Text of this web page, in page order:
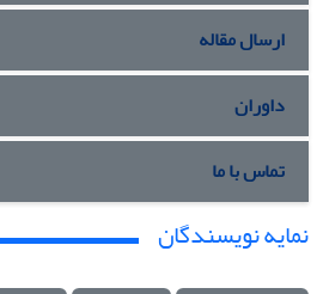
ارسال مقاله
داوران
تماس با ما
نمایه نویسندگان